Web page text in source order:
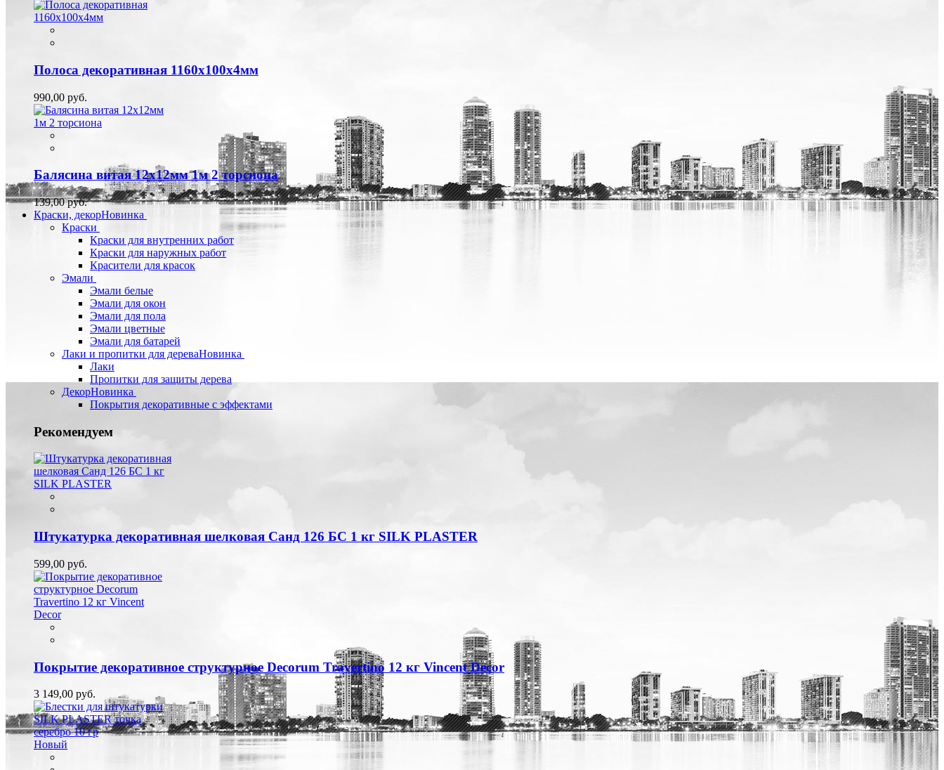
Полоса декоративная 1160х100х4мм
990,00 руб.
Балясина витая 12х12мм 1м 2 торсиона
139,00 руб.
Краски, декорНовинка
Краски
Краски для внутренних работ
Краски для наружных работ
Красители для красок
Эмали
Эмали белые
Эмали для окон
Эмали для пола
Эмали цветные
Эмали для батарей
Лаки и пропитки для дереваНовинка
Лаки
Пропитки для защиты дерева
ДекорНовинка
Покрытия декоративные с эффектами
Рекомендуем
Штукатурка декоративная шелковая Санд 126 БС 1 кг SILK PLASTER
599,00 руб.
Покрытие декоративное структурное Decorum Travertino 12 кг Vincent Decor
3 149,00 руб.
Новый